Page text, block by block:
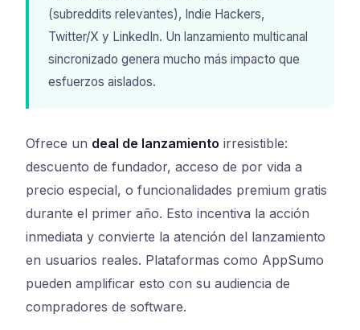
(subreddits relevantes), Indie Hackers,
Twitter/X y LinkedIn. Un lanzamiento multicanal
sincronizado genera mucho más impacto que
esfuerzos aislados.
Ofrece un deal de lanzamiento irresistible:
descuento de fundador, acceso de por vida a
precio especial, o funcionalidades premium gratis
durante el primer año. Esto incentiva la acción
inmediata y convierte la atención del lanzamiento
en usuarios reales. Plataformas como AppSumo
pueden amplificar esto con su audiencia de
compradores de software.